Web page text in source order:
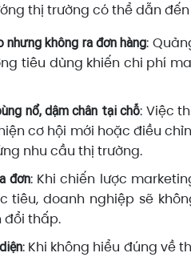
thị trường có thể dẫn
không ra đơn hàng:
tiêu dùng khiến chi phí
nổ, dậm chân tại chỗ: Việc
cơ hội mới hoặc điều
nhu cầu thị trường.
đơn: Khi chiến lược
tiêu, doanh nghiệp sẽ
đổi thấp.
: Khi không hiểu đúng về